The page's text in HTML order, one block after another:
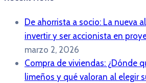
De ahorrista a socio: La nueva
invertir y ser accionista en
marzo 2, 2026
Compra de viviendas: ¿Dónde
limeños y qué valoran al elegir